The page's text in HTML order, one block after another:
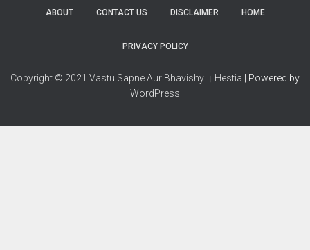
ABOUT CONTACT US DISCLAIMER HOME
PRIVACY POLICY
Copyright © 2021 Vastu Sapne Aur Bhavishy । Hestia | Powered by
WordPress